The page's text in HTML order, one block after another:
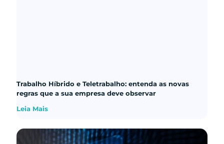
Trabalho Híbrido e Teletrabalho: entenda as novas
regras que a sua empresa deve observar
Leia Mais